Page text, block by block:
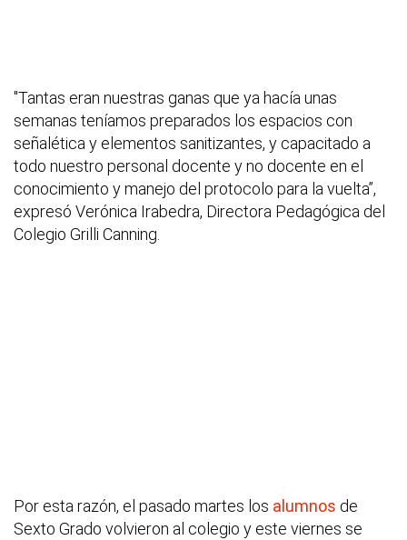
"Tantas eran nuestras ganas que ya hacía unas
semanas teníamos preparados los espacios con
señalética y elementos sanitizantes, y capacitado a
todo nuestro personal docente y no docente en el
conocimiento y manejo del protocolo para la vuelta”,
expresó Verónica Irabedra, Directora Pedagógica del
Colegio Grilli Canning.
Por esta razón, el pasado martes los alumnos de
Sexto Grado volvieron al colegio y este viernes se